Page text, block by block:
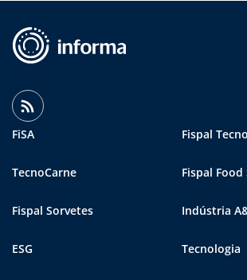
FiSA Fispal
TecnoCarne Fispal Food
Fispal Sorvetes Indústria
ESG Tecnologia